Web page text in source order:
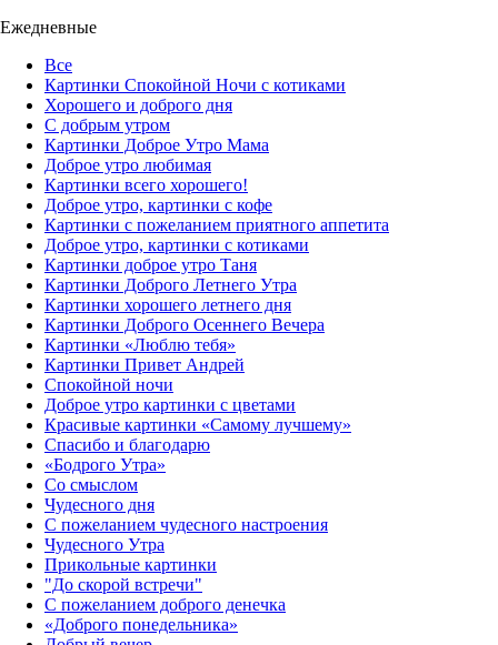
Ежедневные
Все
Картинки Спокойной Ночи с котиками
Хорошего и доброго дня
С добрым утром
Картинки Доброе Утро Мама
Доброе утро любимая
Картинки всего хорошего!
Доброе утро, картинки с кофе
Картинки с пожеланием приятного аппетита
Доброе утро, картинки с котиками
Картинки доброе утро Таня
Картинки Доброго Летнего Утра
Картинки хорошего летнего дня
Картинки Доброго Осеннего Вечера
Картинки «Люблю тебя»
Картинки Привет Андрей
Спокойной ночи
Доброе утро картинки с цветами
Красивые картинки «Самому лучшему»
Спасибо и благодарю
«‎Бодрого Утра»‎
Со смыслом
Чудесного дня
С пожеланием чудесного настроения
Чудесного Утра
Прикольные картинки
"До скорой встречи"
С пожеланием доброго денечка
«Доброго понедельника»‎